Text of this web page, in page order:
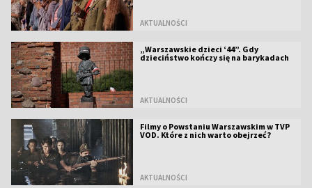
AKTUALNOŚCI
„Warszawskie dzieci ‘44”. Gdy
dzieciństwo kończy się na barykadach
AKTUALNOŚCI
Filmy o Powstaniu Warszawskim w TVP
VOD. Które z nich warto obejrzeć?
AKTUALNOŚCI